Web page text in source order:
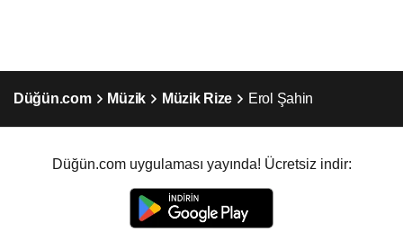
Düğün.com Müzik Müzik Rize Erol Şahin
Düğün.com uygulaması yayında! Ücretsiz indir: